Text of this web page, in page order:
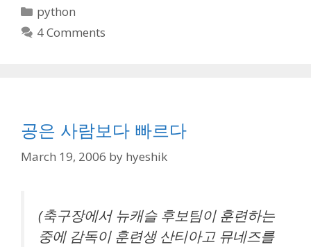
Categories
python
4 Comments
공은 사람보다 빠르다
March 19, 2006 by hyeshik
(축구장에서 뉴캐슬 후보팀이 훈련하는
중에 감독이 훈련생 산티아고 뮤네즈를